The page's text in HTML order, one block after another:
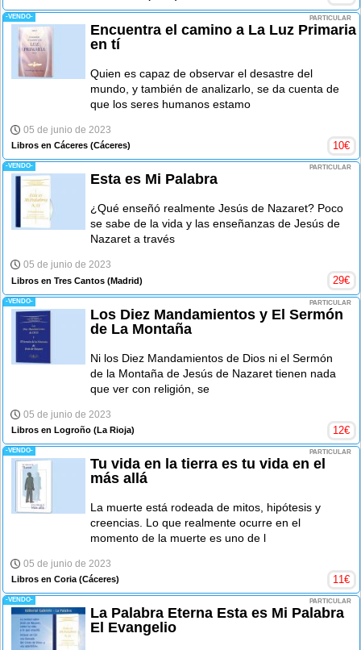
-VENDO- PARTICULAR
Encuentra el camino a La Luz Primaria
en tí
Quien es capaz de observar el desastre del
mundo, y también de analizarlo, se da cuenta de
que los seres humanos estamo
05 de junio de 2023
Libros en Cáceres (Cáceres) 10€
-VENDO- PARTICULAR
Esta es Mi Palabra
¿Qué enseñó realmente Jesús de Nazaret? Poco
se sabe de la vida y las enseñanzas de Jesús de
Nazaret a través
05 de junio de 2023
Libros en Tres Cantos (Madrid) 29€
-VENDO- PARTICULAR
Los Diez Mandamientos y El Sermón
de La Montaña
Ni los Diez Mandamientos de Dios ni el Sermón
de la Montaña de Jesús de Nazaret tienen nada
que ver con religión, se
05 de junio de 2023
Libros en Logroño (La Rioja) 12€
-VENDO- PARTICULAR
Tu vida en la tierra es tu vida en el
más allá
La muerte está rodeada de mitos, hipótesis y
creencias. Lo que realmente ocurre en el
momento de la muerte es uno de l
05 de junio de 2023
Libros en Coria(Cáceres) 11€
-VENDO- PARTICULAR
La Palabra Eterna Esta es Mi Palabra
El Evangelio